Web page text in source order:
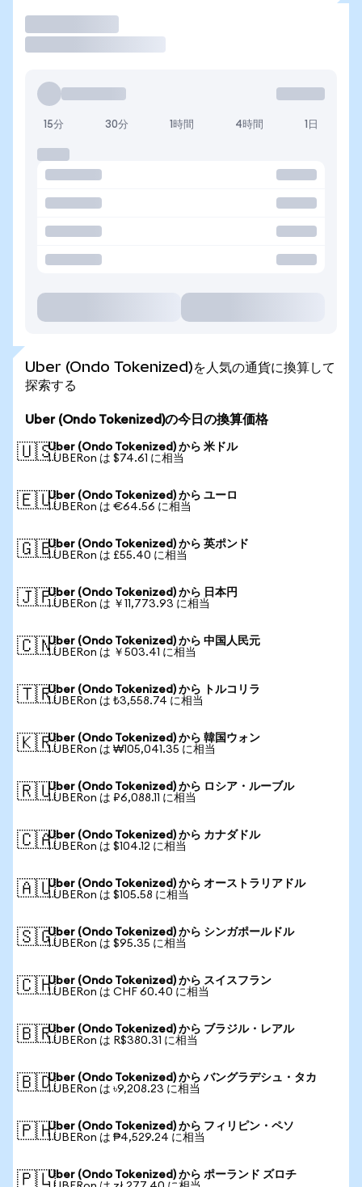
15分 30分 1時間 4時間 1日
Uber (Ondo Tokenized)を人気の通貨に換算して
探索する
Uber (Ondo Tokenized)の今日の換算価格
🇺🇸Uber (Ondo Tokenized) から 米ドル
1 UBERon は $74.61 に相当
🇪🇺Uber (Ondo Tokenized) から ユーロ
1 UBERon は €64.56 に相当
🇬🇧Uber (Ondo Tokenized) から 英ポンド
1 UBERon は £55.40 に相当
🇯🇵Uber (Ondo Tokenized) から 日本円
1 UBERon は ￥11,773.93 に相当
🇨🇳Uber (Ondo Tokenized) から 中国人民元
1 UBERon は ￥503.41 に相当
🇹🇷Uber (Ondo Tokenized) から トルコリラ
1 UBERon は ₺3,558.74 に相当
🇰🇷Uber (Ondo Tokenized) から 韓国ウォン
1 UBERon は ₩105,041.35 に相当
🇷🇺Uber (Ondo Tokenized) から ロシア・ルーブル
1 UBERon は ₽6,088.11 に相当
🇨🇦Uber (Ondo Tokenized) から カナダドル
1 UBERon は $104.12 に相当
🇦🇺Uber (Ondo Tokenized) から オーストラリアドル
1 UBERon は $105.58 に相当
🇸🇬Uber (Ondo Tokenized) から シンガポールドル
1 UBERon は $95.35 に相当
🇨🇭Uber (Ondo Tokenized) から スイスフラン
1 UBERon は CHF 60.40 に相当
🇧🇷Uber (Ondo Tokenized) から ブラジル・レアル
1 UBERon は R$380.31 に相当
🇧🇩Uber (Ondo Tokenized) から バングラデシュ・タカ
1 UBERon は ৳9,208.23 に相当
🇵🇭Uber (Ondo Tokenized) から フィリピン・ペソ
1 UBERon は ₱4,529.24 に相当
🇵🇱Uber (Ondo Tokenized) から ポーランド ズロチ